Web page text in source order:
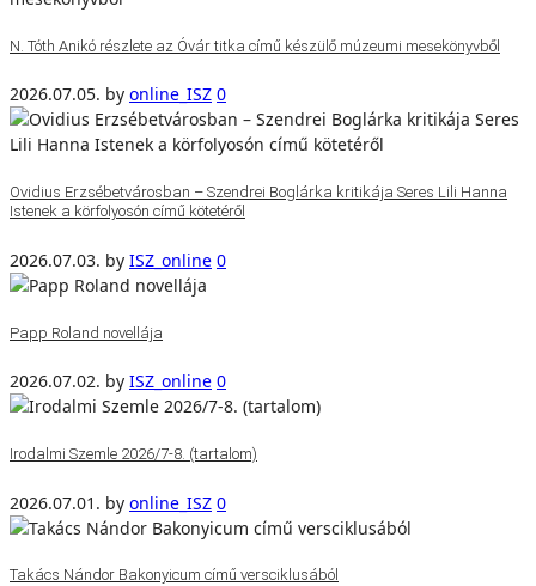
N. Tóth Anikó részlete az Óvár titka című készülő múzeumi mesekönyvből
2026.07.05. by online_ISZ 0
Ovidius Erzsébetvárosban – Szendrei Boglárka kritikája Seres Lili Hanna
Istenek a körfolyosón című kötetéről
2026.07.03. by ISZ_online 0
Papp Roland novellája
2026.07.02. by ISZ_online 0
Irodalmi Szemle 2026/7-8. (tartalom)
2026.07.01. by online_ISZ 0
Takács Nándor Bakonyicum című versciklusából